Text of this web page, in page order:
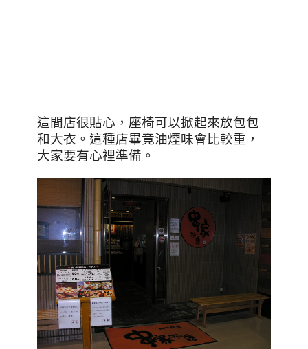
這間店很貼心，座椅可以掀起來放包包
和大衣。這種店畢竟油煙味會比較重，
大家要有心裡準備。